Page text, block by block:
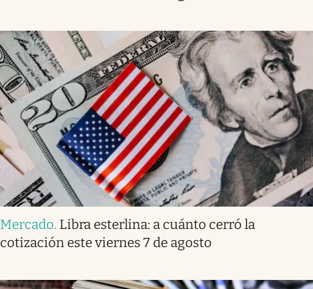
Mercado. Libra esterlina: a cuánto cerró la
cotización este viernes 7 de agosto